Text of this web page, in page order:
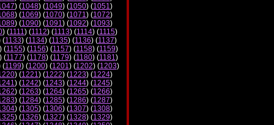
) (1048) (1049) (1050) (1051)
) (1069) (1070) (1071) (1072)
) (1090) (1091) (1092) (1093)
) (1111) (1112) (1113) (1114) (1115)
(1133) (1134) (1135) (1136) (1137)
(1155) (1156) (1157) (1158) (1159)
) (1177) (1178) (1179) (1180) (1181)
(1199) (1200) (1201) (1202) (1203)
) (1221) (1222) (1223) (1224)
) (1242) (1243) (1244) (1245)
) (1263) (1264) (1265) (1266)
) (1284) (1285) (1286) (1287)
) (1305) (1306) (1307) (1308)
) (1326) (1327) (1328) (1329)